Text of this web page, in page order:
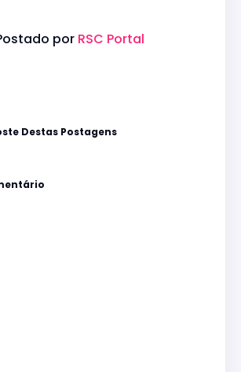
por RSC Portal
Destas Postagens